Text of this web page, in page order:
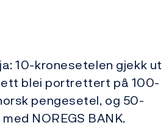
10-kronesetelen gjekk ut
blei portrettert på 100-
pengesetel, og 50-
NOREGS BANK.